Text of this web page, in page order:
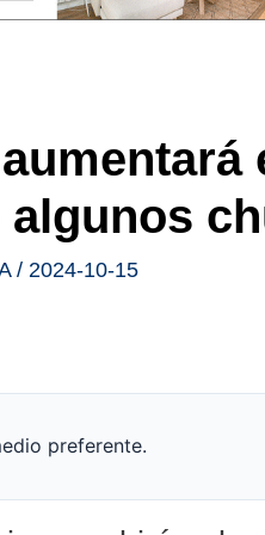
/ 2024-10-15
preferente.